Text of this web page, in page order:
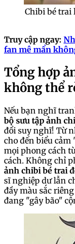
Chibi bé trai
Truy cập ngay:
fan mê mẩn
Tổng hợp
không thể
Nếu bạn nghĩ
bộ sưu tập ảnh
đổi suy nghĩ! Từ
cho đến biểu
mọi phong cách
cách. Không chỉ
ảnh chibi bé trai
sĩ nghiệp dư lẫn
đầy màu sắc
đang "gây bão"